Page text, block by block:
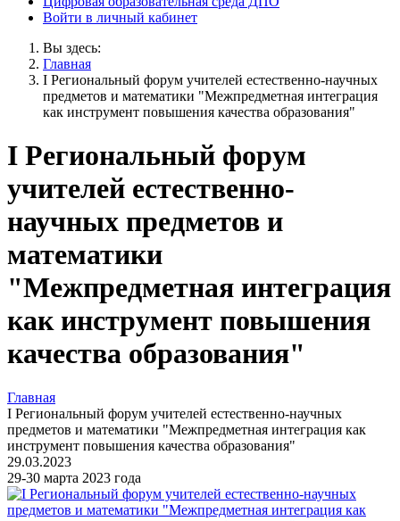
Войти в личный кабинет
Вы здесь:
Главная
I Региональный форум учителей естественно-научных
предметов и математики "Межпредметная интеграция
как инструмент повышения качества образования"
I Региональный форум
учителей естественно-
научных предметов и
математики
"Межпредметная интеграция
как инструмент повышения
качества образования"
Главная
I Региональный форум учителей естественно-научных
предметов и математики "Межпредметная интеграция как
инструмент повышения качества образования"
29.03.2023
29-30 марта 2023 года